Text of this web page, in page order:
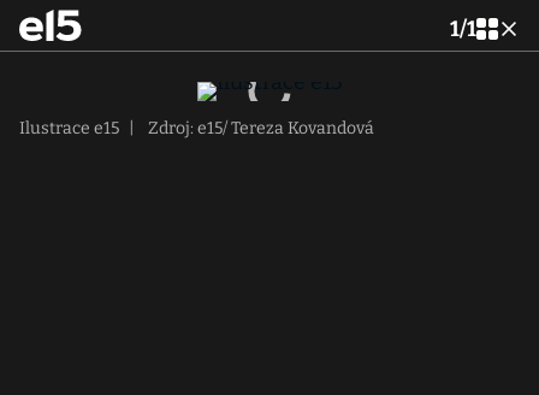
1/1
Ilustrace e15 Zdroj: e15/ Tereza Kovandová